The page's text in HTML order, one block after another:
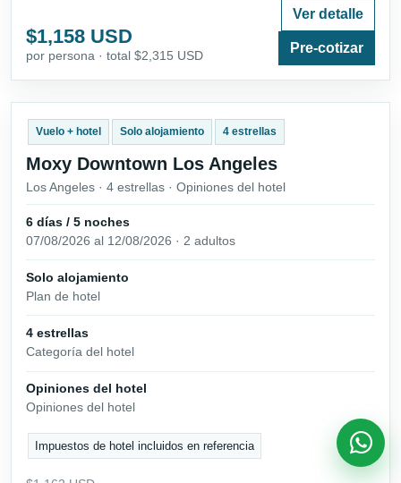
$1,158 USD
por persona · total $2,315 USD
Ver detalle
Pre-cotizar
Vuelo + hotel Solo alojamiento 4 estrellas
Moxy Downtown Los Angeles
Los Angeles · 4 estrellas · Opiniones del hotel
6 días / 5 noches
07/08/2026 al 12/08/2026 · 2 adultos
Solo alojamiento
Plan de hotel
4 estrellas
Categoría del hotel
Opiniones del hotel
Opiniones del hotel
Impuestos de hotel incluidos en referencia